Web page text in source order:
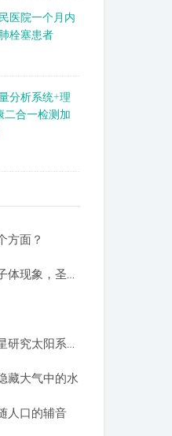
医院一个月内
栓塞患者
分析系统+理
二合一检测加
方面？
飞机如何在雷暴期间抵消夜光等离子体现象，圣埃尔莫的火灾
地球并不唯一：新技术采用古代恒星研究太阳系外行星地球化学
藏大气中的水
人口的辅音